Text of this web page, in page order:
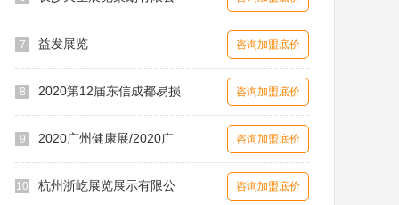
7 益发展览 咨询加盟底价
8 2020第12届东信成都易损 咨询加盟底价
9 2020广州健康展/2020广 咨询加盟底价
10 杭州浙屹展览展示有限公 咨询加盟底价